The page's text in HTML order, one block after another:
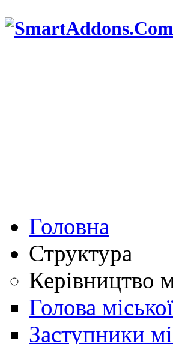
Головна
Структура
Керівництво
Голова
Заступники